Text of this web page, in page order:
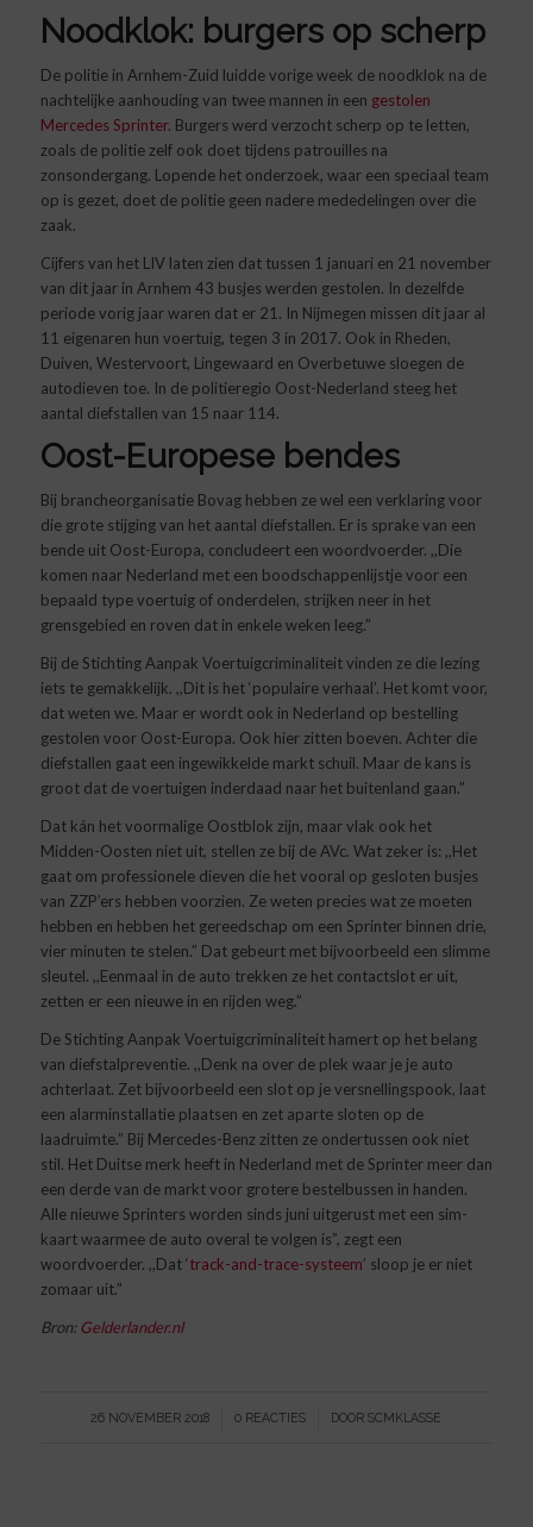
Noodklok: burgers op scherp
De politie in Arnhem-Zuid luidde vorige week de noodklok na de
nachtelijke aanhouding van twee mannen in een gestolen
Mercedes Sprinter. Burgers werd verzocht scherp op te letten,
zoals de politie zelf ook doet tijdens patrouilles na
zonsondergang. Lopende het onderzoek, waar een speciaal team
op is gezet, doet de politie geen nadere mededelingen over die
zaak.
Cijfers van het LIV laten zien dat tussen 1 januari en 21 november
van dit jaar in Arnhem 43 busjes werden gestolen. In dezelfde
periode vorig jaar waren dat er 21. In Nijmegen missen dit jaar al
11 eigenaren hun voertuig, tegen 3 in 2017. Ook in Rheden,
Duiven, Westervoort, Lingewaard en Overbetuwe sloegen de
autodieven toe. In de politieregio Oost-Nederland steeg het
aantal diefstallen van 15 naar 114.
Oost-Europese bendes
Bij brancheorganisatie Bovag hebben ze wel een verklaring voor
die grote stijging van het aantal diefstallen. Er is sprake van een
bende uit Oost-Europa, concludeert een woordvoerder. ,,Die
komen naar Nederland met een boodschappenlijstje voor een
bepaald type voertuig of onderdelen, strijken neer in het
grensgebied en roven dat in enkele weken leeg.”
Bij de Stichting Aanpak Voertuigcriminaliteit vinden ze die lezing
iets te gemakkelijk. ,,Dit is het ‘populaire verhaal’. Het komt voor,
dat weten we. Maar er wordt ook in Nederland op bestelling
gestolen voor Oost-Europa. Ook hier zitten boeven. Achter die
diefstallen gaat een ingewikkelde markt schuil. Maar de kans is
groot dat de voertuigen inderdaad naar het buitenland gaan.”
Dat kán het voormalige Oostblok zijn, maar vlak ook het
Midden-Oosten niet uit, stellen ze bij de AVc. Wat zeker is: ,,Het
gaat om professionele dieven die het vooral op gesloten busjes
van ZZP’ers hebben voorzien. Ze weten precies wat ze moeten
hebben en hebben het gereedschap om een Sprinter binnen drie,
vier minuten te stelen.” Dat gebeurt met bijvoorbeeld een slimme
sleutel. ,,Eenmaal in de auto trekken ze het contactslot er uit,
zetten er een nieuwe in en rijden weg.”
De Stichting Aanpak Voertuigcriminaliteit hamert op het belang
van diefstalpreventie. ,,Denk na over de plek waar je je auto
achterlaat. Zet bijvoorbeeld een slot op je versnellingspook, laat
een alarminstallatie plaatsen en zet aparte sloten op de
laadruimte.” Bij Mercedes-Benz zitten ze ondertussen ook niet
stil. Het Duitse merk heeft in Nederland met de Sprinter meer dan
een derde van de markt voor grotere bestelbussen in handen.
Alle nieuwe Sprinters worden sinds juni uitgerust met een sim-
kaart waarmee de auto overal te volgen is”, zegt een
woordvoerder. ,,Dat ‘track-and-trace-systeem’ sloop je er niet
zomaar uit.”
Bron:Gelderlander.nl
26 NOVEMBER 2018
/ 0 REACTIES
/ DOORSCMKLASSE